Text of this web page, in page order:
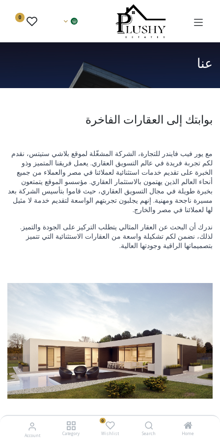
Home
Search
0
Wishlist
Category
Account
0
عنا
بوابتك إلى العقارات الفاخرة
مع يور فيب فايندر للتجارة، الشركة المشغّلة لموقع بلاشي ستيتس، نقدم
لكم تجربة فريدة في عالم التسويق العقاري. يعمل فريقنا المتميز وذو
الخبرة على تقديم خدمات استثنائية لعملائنا في مصر والعملاء من جميع
أنحاء العالم الذين يهتمون بالاستثمار العقاري. مؤسسو الموقع يتمتعون
بخبرة طويلة في مجال التسويق العقاري، حيث قاموا بتأسيس الشركة بعد
مسيرة ناجحة ومهنية. إنهم يجلبون تجربتهم الواسعة لتقديم خدمة لا مثيل
لها لعملائنا في مصر والخارج.
ندرك أن البحث عن العقار المثالي يتطلب التركيز على الجودة والتميز.
لذلك، نضمن لكم تشكيلة واسعة من العقارات الاستثنائية التي تتميز
بتصميماتها الراقية وجودتها العالية.
فريقنا المتميز وذو الخبرة جاهز لمساعدتكم في كل خطوة من رحلتكم
العقارية. سواء كنتم تبحثون عن منزل أحلامكم أو عن فرصة استثمارية